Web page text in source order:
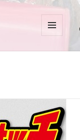
ーとウ